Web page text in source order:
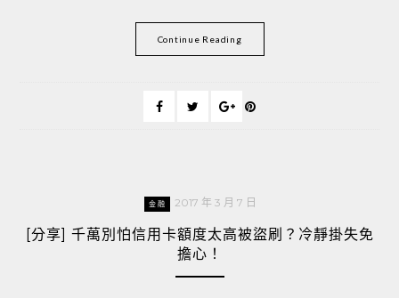
Continue Reading
金融 2017 年 3 月 7 日
[分享] 千萬別怕信用卡額度太高被盜刷？冷靜掛失免
擔心！